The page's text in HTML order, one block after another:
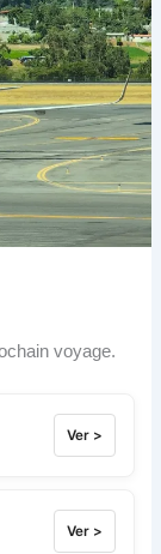
voyage.
Ver >
Ver >